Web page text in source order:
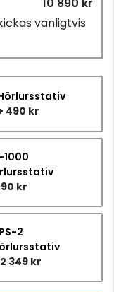
vanligtvis
490 kr
1000
kr
2
349 kr